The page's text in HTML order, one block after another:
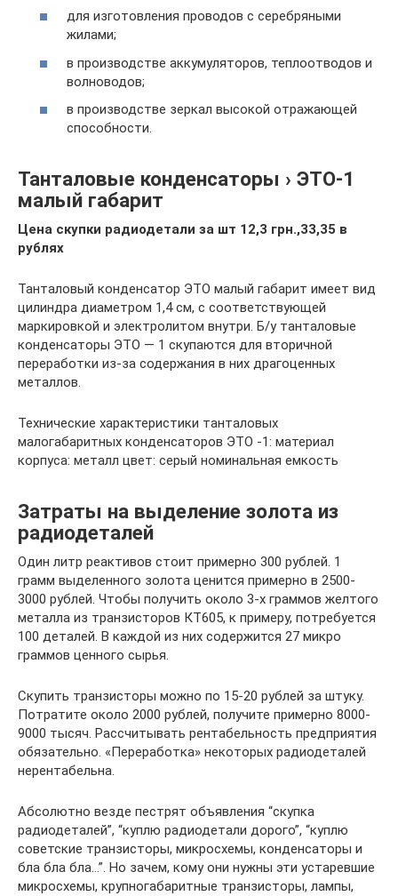
для изготовления проводов с серебряными
жилами;
в производстве аккумуляторов, теплоотводов и
волноводов;
в производстве зеркал высокой отражающей
способности.
Танталовые конденсаторы › ЭТО-1
малый габарит
Цена скупки радиодетали за шт 12,3 грн.,33,35 в
рублях
Танталовый конденсатор ЭТО малый габарит имеет вид
цилиндра диаметром 1,4 см, с соответствующей
маркировкой и электролитом внутри. Б/у танталовые
конденсаторы ЭТО — 1 скупаются для вторичной
переработки из-за содержания в них драгоценных
металлов.
Технические характеристики танталовых
малогабаритных конденсаторов ЭТО -1: материал
корпуса: металл цвет: серый номинальная емкость
Затраты на выделение золота из
радиодеталей
Один литр реактивов стоит примерно 300 рублей. 1
грамм выделенного золота ценится примерно в 2500-
3000 рублей. Чтобы получить около 3-х граммов желтого
металла из транзисторов КТ605, к примеру, потребуется
100 деталей. В каждой из них содержится 27 микро
граммов ценного сырья.
Скупить транзисторы можно по 15-20 рублей за штуку.
Потратите около 2000 рублей, получите примерно 8000-
9000 тысяч. Рассчитывать рентабельность предприятия
обязательно. «Переработка» некоторых радиодеталей
нерентабельна.
Абсолютно везде пестрят объявления “скупка
радиодеталей”, “куплю радиодетали дорого”, “куплю
советские транзисторы, микросхемы, конденсаторы и
бла бла бла…”. Но зачем, кому они нужны эти устаревшие
микросхемы, крупногабаритные транзисторы, лампы,